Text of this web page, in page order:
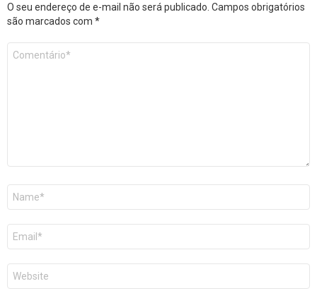
O seu endereço de e-mail não será publicado. Campos obrigatórios
são marcados com *
mail